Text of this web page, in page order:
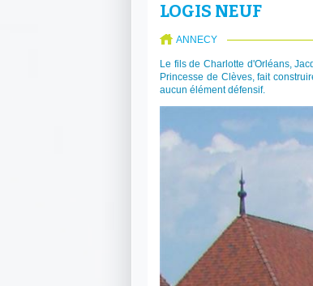
LOGIS NEUF
ANNECY
Le fils de Charlotte d'Orléans,
Princesse de Clèves, fait
aucun élément défensif.